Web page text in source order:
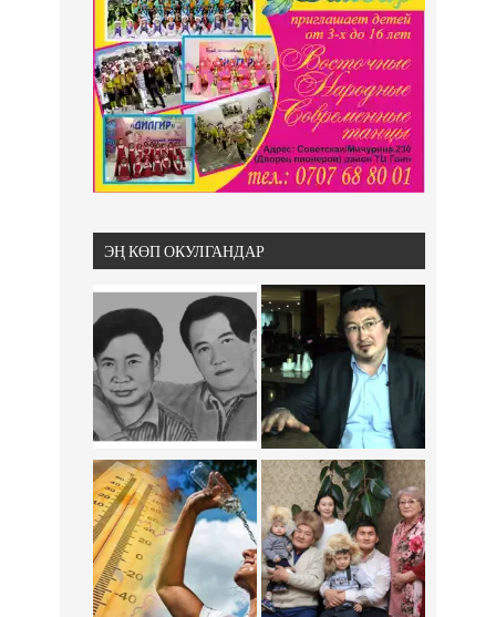
ЭҢ КӨП ОКУЛГАНДАР